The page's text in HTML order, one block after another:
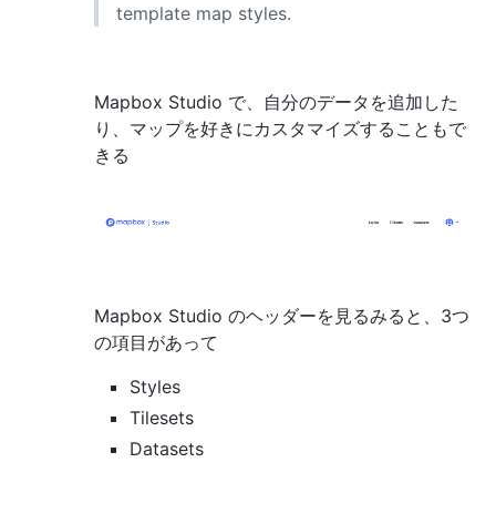
template map styles.
Mapbox Studio で、自分のデータを追加した
り、マップを好きにカスタマイズすることもで
きる
Mapbox Studio のヘッダーを見るみると、3つ
の項目があって
Styles
Tilesets
Datasets